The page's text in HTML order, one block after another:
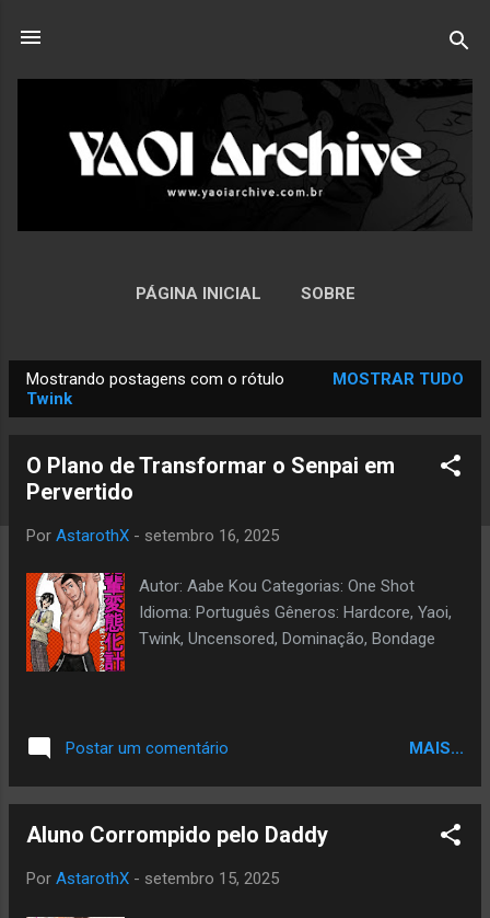
PÁGINA INICIAL SOBRE
o
Mostrando postagens com o rótulo
Twink
MOSTRAR TUDO
O Plano de Transformar o Senpai em
Pervertido
Por AstarothX - setembro 16, 2025
Autor: Aabe Kou Categorias: One Shot
Idioma: Português Gêneros: Hardcore, Yaoi,
Twink, Uncensored, Dominação, Bondage
Postar um comentário MAIS...
Aluno Corrompido pelo Daddy
Por AstarothX - setembro 15, 2025